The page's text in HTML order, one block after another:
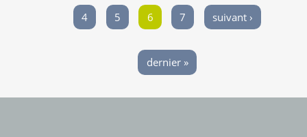
4 5 6 7 suivant ›
dernier »